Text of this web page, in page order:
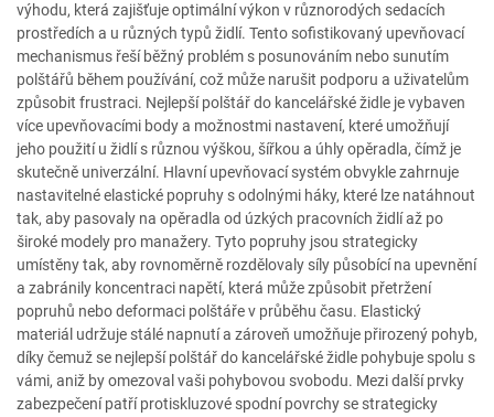
výhodu, která zajišťuje optimální výkon v různorodých sedacích
prostředích a u různých typů židlí. Tento sofistikovaný upevňovací
mechanismus řeší běžný problém s posunováním nebo sunutím
polštářů během používání, což může narušit podporu a uživatelům
způsobit frustraci. Nejlepší polštář do kancelářské židle je vybaven
více upevňovacími body a možnostmi nastavení, které umožňují
jeho použití u židlí s různou výškou, šířkou a úhly opěradla, čímž je
skutečně univerzální. Hlavní upevňovací systém obvykle zahrnuje
nastavitelné elastické popruhy s odolnými háky, které lze natáhnout
tak, aby pasovaly na opěradla od úzkých pracovních židlí až po
široké modely pro manažery. Tyto popruhy jsou strategicky
umístěny tak, aby rovnoměrně rozdělovaly síly působící na upevnění
a zabránily koncentraci napětí, která může způsobit přetržení
popruhů nebo deformaci polštáře v průběhu času. Elastický
materiál udržuje stálé napnutí a zároveň umožňuje přirozený pohyb,
díky čemuž se nejlepší polštář do kancelářské židle pohybuje spolu s
vámi, aniž by omezoval vaši pohybovou svobodu. Mezi další prvky
zabezpečení patří protiskluzové spodní povrchy se strategicky